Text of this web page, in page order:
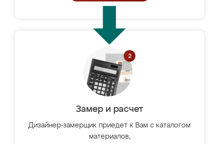
Замер и расчет
Дизайнер-замерщик приедет к Вам с каталогом
материалов,